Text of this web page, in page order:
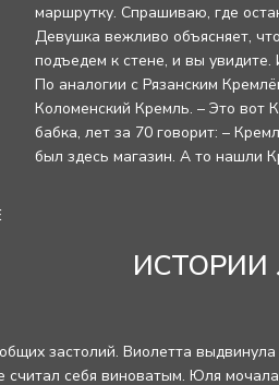
маршрутку. Спрашиваю, где
Девушка вежливо объясняет,
подъедем к стене, и вы
По аналогии с Рязанским
Коломенский Кремль. – Это вот
бабка, лет за 70 говорит: –
был здесь магазин. А то нашли
застолий. Виолетта
себя виноватым. Юля